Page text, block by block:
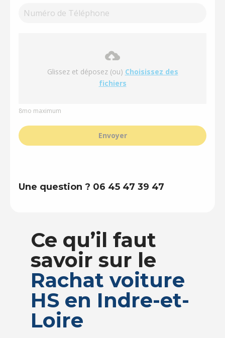
Glissez et déposez (ou) Choisissez des
fichiers
8mo maximum
Envoyer
Une question ? 06 45 47 39 47
Ce qu’il faut
savoir sur le
Rachat voiture
HS en Indre-et-
Loire